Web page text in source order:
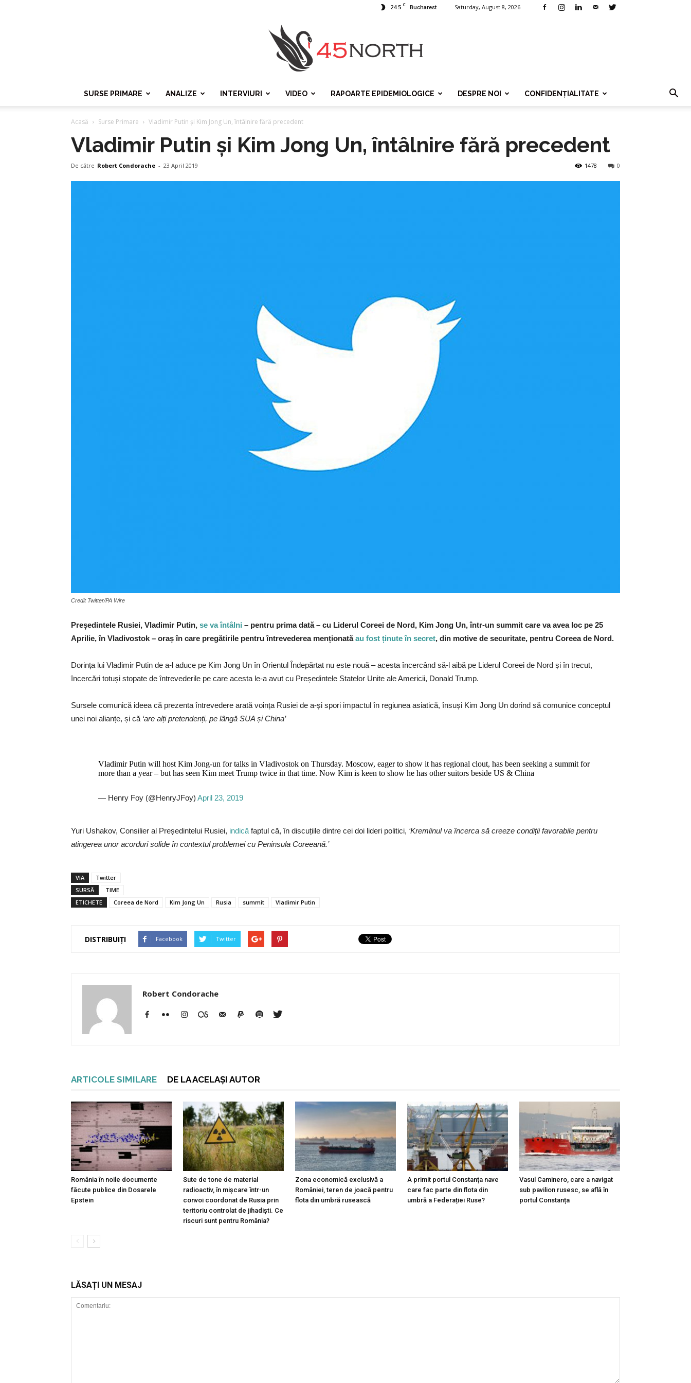
24.5 C Bucharest Saturday, August 8, 2026
SURSE PRIMARE ANALIZE INTERVIURI VIDEO RAPOARTE EPIDEMIOLOGICE DESPRE NOI CONFIDENȚIALITATE
Acasă Surse Primare Vladimir Putin și Kim Jong Un, întâlnire fără precedent
Vladimir Putin și Kim Jong Un, întâlnire fără precedent
De către Robert Condorache - 23 April 2019 0
1478
Credit Twitter/PA Wire
Președintele Rusiei, Vladimir Putin, se va întâlni – pentru prima dată – cu Liderul Coreei de Nord, Kim Jong Un, într-un summit care va avea loc pe 25
Aprilie, în Vladivostok – oraș în care pregătirile pentru întrevederea menționatăau fost ținute în secret, din motive de securitate, pentru Coreea de Nord.
Dorința lui Vladimir Putin de a-l aduce pe Kim Jong Un în Orientul Îndepărtat nu este nouă – acesta încercând să-l aibă pe Liderul Coreei de Nord și în trecut,
încercări totuși stopate de întrevederile pe care acesta le-a avut cu Președintele Statelor Unite ale Americii, Donald Trump.
Sursele comunică ideea că prezenta întrevedere arată voința Rusiei de a-și spori impactul în regiunea asiatică, însuși Kim Jong Un dorind să comunice conceptul
unei noi alianțe, și că ‘are alți pretendenți, pe lângă SUA și China’
Vladimir Putin will host Kim Jong-un for talks in Vladivostok on Thursday. Moscow, eager to show it has regional clout, has been seeking a summit for
more than a year – but has seen Kim meet Trump twice in that time. Now Kim is keen to show he has other suitors beside US & China
— Henry Foy (@HenryJFoy)April 23, 2019
Yuri Ushakov, Consilier al Președintelui Rusiei, indică faptul că, în discuțiile dintre cei doi lideri politici, ‘Kremlinul va încerca să creeze condiții favorabile pentru
atingerea unor acorduri solide în contextul problemei cu Peninsula Coreeană.’
VIA
Twitter
SURSĂ
TIME
ETICHETE
Coreea de Nord Kim Jong Un Rusia summit Vladimir Putin
DISTRIBUIȚI Facebook Twitter
Robert Condorache
ARTICOLE SIMILARE DE LA ACELAȘI AUTOR
România în noile documente
făcute publice din Dosarele
Epstein
Sute de tone de material
radioactiv, în mișcare într-un
convoi coordonat de Rusia prin
teritoriu controlat de jihadiști. Ce
riscuri sunt pentru România?
Zona economică exclusivă a
României, teren de joacă pentru
flota din umbră rusească
A primit portul Constanța nave
care fac parte din flota din
umbră a Federației Ruse?
Vasul Caminero, care a navigat
sub pavilion rusesc, se află în
portul Constanța
LĂSAȚI UN MESAJ